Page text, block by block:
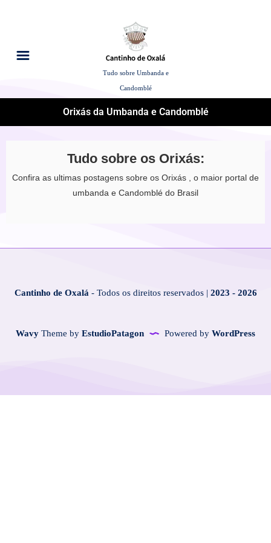
Tudo sobre Umbanda e
Candomblé
Orixás da Umbanda e Candomblé
Tudo sobre os Orixás:
Confira as ultimas postagens sobre os Orixás , o maior portal de
umbanda e Candomblé do Brasil
Cantinho de Oxalá - Todos os direitos reservados | 2023 - 2026
Wavy Theme by EstudioPatagon Powered by WordPress